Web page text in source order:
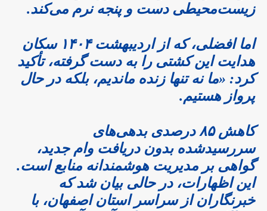
زیست‌محیطی دست و پنجه نرم می‌کند.
اما افضلی، که از اردیبهشت ۱۴۰۴ سکان
هدایت این کشتی را به دست گرفته، تأکید
کرد: «ما نه تنها زنده ماندیم، بلکه در حال
پرواز هستیم.
کاهش ۸۵ درصدی بدهی‌های
سررسیدشده بدون دریافت وام جدید،
گواهی بر مدیریت هوشمندانه منابع است.
این اظهارات، در حالی بیان شد که
خبرنگاران از سراسر استان اصفهان، با